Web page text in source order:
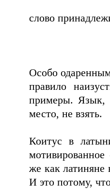
слово
Особо
правило
примеры. Язык,
место, не взять.
Коитус в
же как латиняне
И это потому,